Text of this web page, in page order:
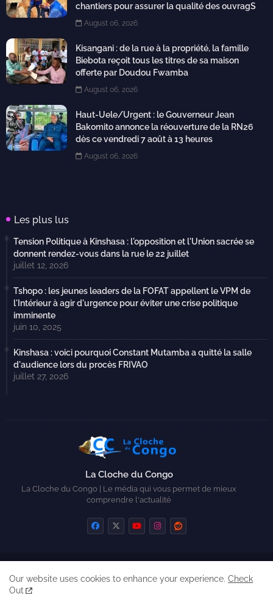
chantiers pour assurer la qualité des ouvragS
August 06, 2026
Kisangani : de la rue à la propriété, la famille
Biebota reçoit tous les titres de sa maison
offerte par Doudou Fwamba
August 06, 2026
Haut-Uele/Urgent : le Gouverneur Jean
Bakomito annonce la réouverture de la RN26
dès ce vendredi 7 août à 13 heures
August 06, 2026
Les plus lus
Tension Politique à Kinshasa : l'opposition et l'Union sacrée se
donnent rendez-vous dans la rue le 22 juillet
juillet 12, 2026
Tshopo : les jeunes leaders de la FOFAT appellent le VPM de
l'Intérieur à agir d'urgence pour éviter une crise politique
imminente
juin 10, 2025
Kinshasa : voici pourquoi Constant Mutamba a quitté la salle
d'audience lors du procès FRIVAO
juillet 27, 2026
La Cloche du Congo
La Cloche du Congo | Le média qui vous permet de mieux
comprendre l'actualité
Our website uses cookies to enhance your experience. Check
Out